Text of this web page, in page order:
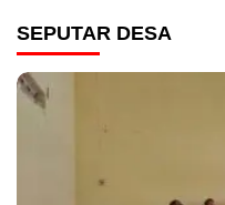
SEPUTAR DESA